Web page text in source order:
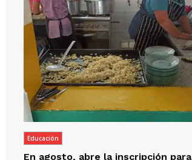
Educación
En agosto, abre la inscripción para